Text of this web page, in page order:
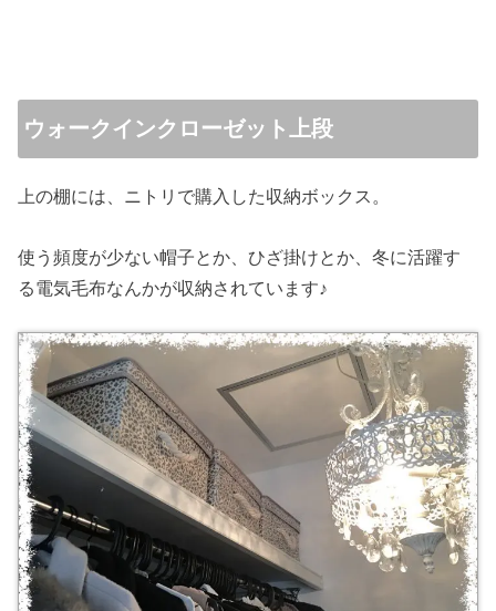
ウォークインクローゼット上段
上の棚には、ニトリで購入した収納ボックス。
使う頻度が少ない帽子とか、ひざ掛けとか、冬に活躍す
る電気毛布なんかが収納されています♪